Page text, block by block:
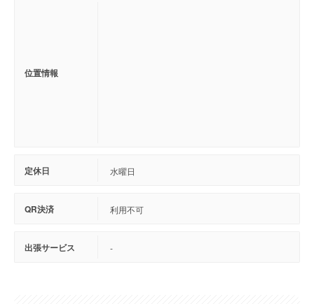
位置情報
定休日 水曜日
QR決済 利用不可
出張サービス -